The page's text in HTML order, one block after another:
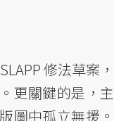
修法草案，
更關鍵的是，主
圖中孤立無援。